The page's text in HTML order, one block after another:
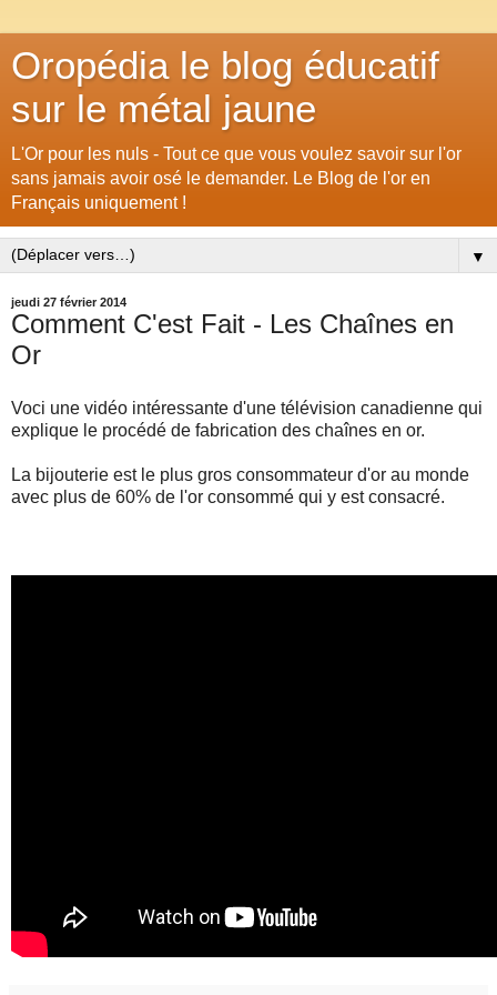
Oropédia le blog éducatif
sur le métal jaune
L'Or pour les nuls - Tout ce que vous voulez savoir sur l'or
sans jamais avoir osé le demander. Le Blog de l'or en
Français uniquement !
▼
jeudi 27 février 2014
Comment C'est Fait - Les Chaînes en
Or
Voci une vidéo intéressante d'une télévision canadienne qui
explique le procédé de fabrication des chaînes en or.
La bijouterie est le plus gros consommateur d'or au monde
avec plus de 60% de l'or consommé qui y est consacré.